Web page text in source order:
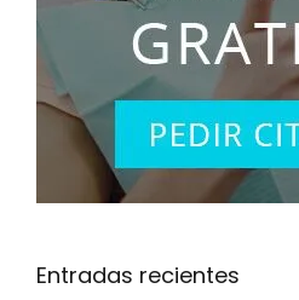
Entradas recientes